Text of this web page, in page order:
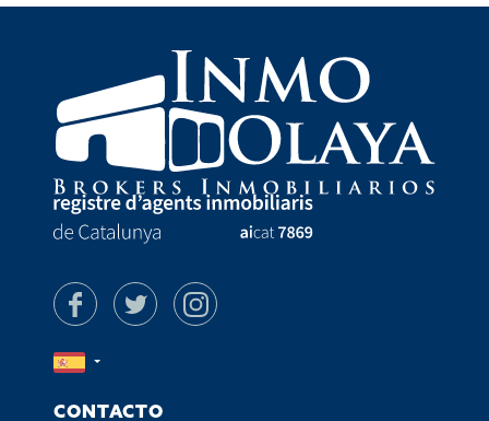
CONTACTO